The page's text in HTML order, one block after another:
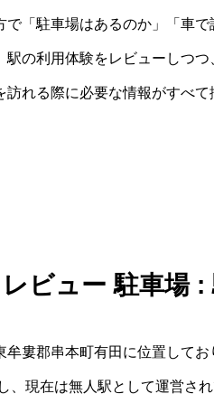
で「駐車場はあるのか」「車
の利用体験をレビューしつ
れる際に必要な情報がすべて
ビュー 駐車場
牟婁郡串本町有田に位置して
、現在は無人駅として運営さ